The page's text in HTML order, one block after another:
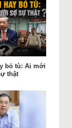
bỏ tù: Ai mới
thật